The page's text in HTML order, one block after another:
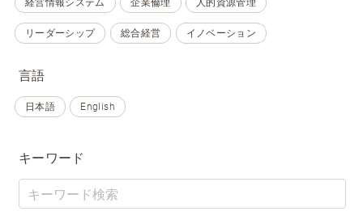
経営情報システム 企業倫理 人的資源管理
リーダーシップ 総合経営 イノベーション
言語
日本語 English
キーワード